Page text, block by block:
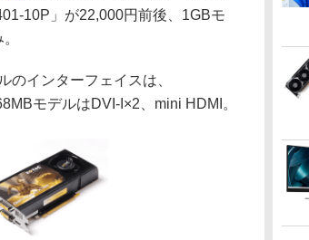
10P」が22,000円前後、1GBモ
インターフェイスは、
モデルはDVI-I×2、mini HDMI。